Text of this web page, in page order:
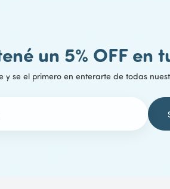
un 5% OFF en
y se el primero en enterarte de todas